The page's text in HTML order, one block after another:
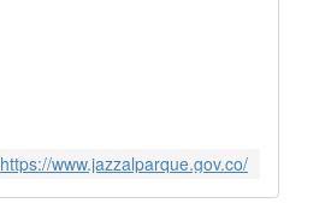
https://www.jazzalparque.gov.co/